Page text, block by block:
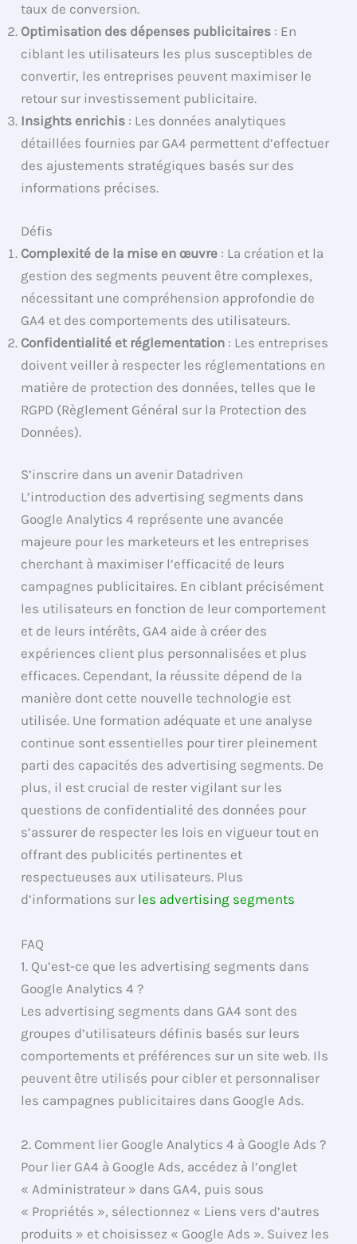
taux de conversion.
Optimisation des dépenses publicitaires : En
ciblant les utilisateurs les plus susceptibles de
convertir, les entreprises peuvent maximiser le
retour sur investissement publicitaire.
Insights enrichis : Les données analytiques
détaillées fournies par GA4 permettent d’effectuer
des ajustements stratégiques basés sur des
informations précises.
Défis
Complexité de la mise en œuvre : La création et la
gestion des segments peuvent être complexes,
nécessitant une compréhension approfondie de
GA4 et des comportements des utilisateurs.
Confidentialité et réglementation : Les entreprises
doivent veiller à respecter les réglementations en
matière de protection des données, telles que le
RGPD (Règlement Général sur la Protection des
Données).
S’inscrire dans un avenir Datadriven
L’introduction des advertising segments dans
Google Analytics 4 représente une avancée
majeure pour les marketeurs et les entreprises
cherchant à maximiser l’efficacité de leurs
campagnes publicitaires. En ciblant précisément
les utilisateurs en fonction de leur comportement
et de leurs intérêts, GA4 aide à créer des
expériences client plus personnalisées et plus
efficaces. Cependant, la réussite dépend de la
manière dont cette nouvelle technologie est
utilisée. Une formation adéquate et une analyse
continue sont essentielles pour tirer pleinement
parti des capacités des advertising segments. De
plus, il est crucial de rester vigilant sur les
questions de confidentialité des données pour
s’assurer de respecter les lois en vigueur tout en
offrant des publicités pertinentes et
respectueuses aux utilisateurs. Plus
d’informations sur les advertising segments
FAQ
1. Qu’est-ce que les advertising segments dans
Google Analytics 4 ?
Les advertising segments dans GA4 sont des
groupes d’utilisateurs définis basés sur leurs
comportements et préférences sur un site web. Ils
peuvent être utilisés pour cibler et personnaliser
les campagnes publicitaires dans Google Ads.
2. Comment lier Google Analytics 4 à Google Ads ?
Pour lier GA4 à Google Ads, accédez à l’onglet
« Administrateur » dans GA4, puis sous
« Propriétés », sélectionnez « Liens vers d’autres
produits » et choisissez « Google Ads ». Suivez les